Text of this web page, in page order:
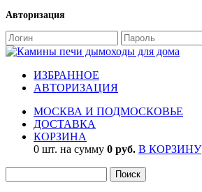
Авторизация
ИЗБРАННОЕ
АВТОРИЗАЦИЯ
МОСКВА И ПОДМОСКОВЬЕ
ДОСТАВКА
КОРЗИНА
0 шт. на сумму 0 руб. В КОРЗИНУ